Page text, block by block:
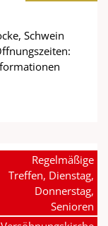
Schwein
Regelmäßige
Treffen, Dienstag,
Donnerstag,
Senioren